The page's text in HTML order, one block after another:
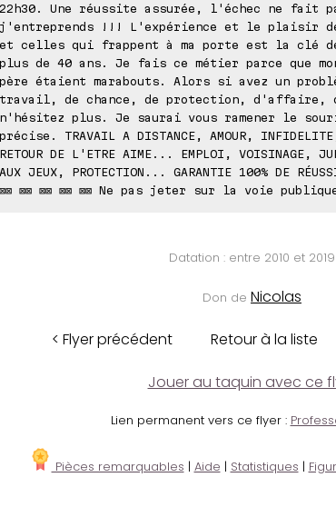
22h30. Une réussite assurée, l'échec ne fait
j'entreprends !!! L'expérience et le plaisir de
et celles qui frappent à ma porte est la clé de
plus de 40 ans. Je fais ce métier parce que
père étaient marabouts. Alors si avez un
travail, de chance, de protection, d'affaire,
n'hésitez plus. Je saurai vous ramener le
précise. TRAVAIL A DISTANCE, AMOUR, INFIDELITE,
RETOUR DE L'ETRE AIME... EMPLOI, VOISINAGE,
AUX JEUX, PROTECTION... GARANTIE 100% DE
⊠⊠ ⊠⊠ ⊠⊠ ⊠⊠ ⊠⊠ Ne pas jeter sur la voie
Datation : entre 2010 et 2019
Don de Nicolas
< Flyer précédent Retour à la liste
Jouer au taquin avec ce
Lien permanent vers ce flyer :
Pièces remarquables | Aide | Statistiques |